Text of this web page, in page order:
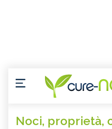
Noci, proprietà,